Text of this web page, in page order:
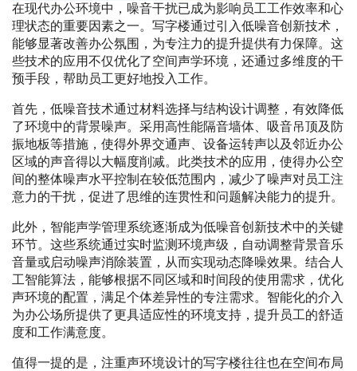
在现代办公环境中，噪音干扰已成为影响员工工作效率和心
理状态的重要因素之一。写字楼通过引入低噪音创新技术，
能够显著改善办公氛围，为专注力的提升提供有力保障。这
些技术的应用不仅优化了空间声学环境，还通过多维度的干
预手段，帮助员工更好地投入工作。
首先，低噪音技术通过材料选择与结构设计调整，有效降低
了环境中的背景噪声。采用高性能隔音墙体、吸音吊顶及防
振地板等措施，使得外界交通声、设备运转声以及邻近办公
区域的声音得以大幅度削减。此类技术的应用，使得办公空
间的整体噪声水平控制在较低范围内，减少了噪声对员工注
意力的干扰，促进了思维的连贯性和问题解决能力的提升。
此外，智能声学管理系统逐渐成为低噪音创新技术中的关键
环节。这些系统通过实时监测环境声级，自动调整背景音乐
音量或启动噪声消除装置，从而实现动态降噪效果。结合人
工智能算法，能够根据不同区域和时间段的使用需求，优化
声环境的配置，满足个体差异性的专注需求。智能化的介入
为办公场所提供了更具适应性的环境支持，提升员工的舒适
度和工作满意度。
值得一提的是，注重声环境设计的写字楼往往也在空间布局